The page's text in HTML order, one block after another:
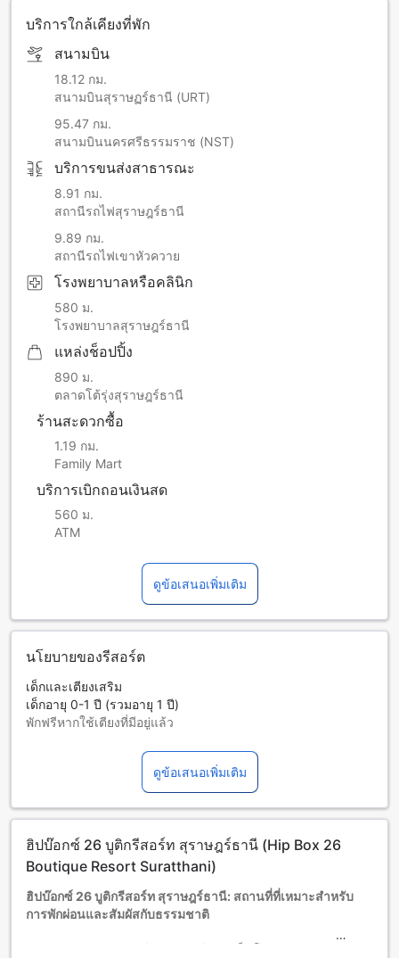
บริการใกล้เคียงที่พัก
สนามบิน
18.12 กม.
สนามบินสุราษฏร์ธานี (URT)
95.47 กม.
สนามบินนครศรีธรรมราช (NST)
บริการขนส่งสาธารณะ
8.91 กม.
สถานีรถไฟสุราษฎร์ธานี
9.89 กม.
สถานีรถไฟเขาหัวควาย
โรงพยาบาลหรือคลินิก
580 ม.
โรงพยาบาลสุราษฎร์ธานี
แหล่งช็อปปิ้ง
890 ม.
ตลาดโต้รุ่งสุราษฎร์ธานี
ร้านสะดวกซื้อ
1.19 กม.
Family Mart
บริการเบิกถอนเงินสด
560 ม.
ATM
ดูข้อเสนอเพิ่มเติม
นโยบายของรีสอร์ต
เด็กและเตียงเสริม
เด็กอายุ 0-1 ปี (รวมอายุ 1 ปี)
พักฟรีหากใช้เตียงที่มีอยู่แล้ว
จำนวนผู้เข้าพักที่กำหนดในแต่ละห้องสำหรับข้อมูลเพิ่มเติม
โปรดทราบว่า เมื่อจองห้องพักมากกว่า 5 ห้องขึ้นไป อาจมีการใช้
นโยบายที่แตกต่างหรือเงื่อนไขเพิ่มเติม
ดูข้อเสนอเพิ่มเติม
ฮิปบ๊อกซ์ 26 บูติกรีสอร์ท สุราษฎร์ธานี (Hip Box 26
Boutique Resort Suratthani)
ฮิปบ๊อกซ์ 26 บูติกรีสอร์ท สุราษฎร์ธานี: สถานที่ที่เหมาะสำหรับ
การพักผ่อนและสัมผัสกับธรรมชาติ